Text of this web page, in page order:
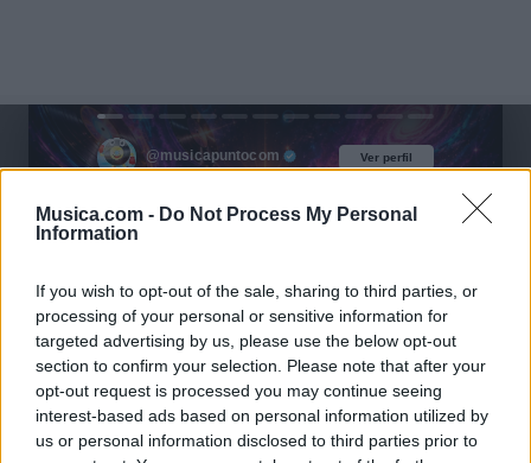
Musica.com - Do Not Process My Personal
Information
If you wish to opt-out of the sale, sharing to third parties, or
processing of your personal or sensitive information for
targeted advertising by us, please use the below opt-out
section to confirm your selection. Please note that after your
opt-out request is processed you may continue seeing
interest-based ads based on personal information utilized by
us or personal information disclosed to third parties prior to
Ver perfil
@musicapuntocom Ver perfil